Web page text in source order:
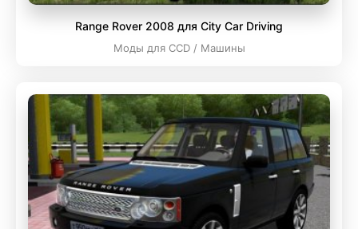
Range Rover 2008 для City Car Driving
Моды для CCD / Машины